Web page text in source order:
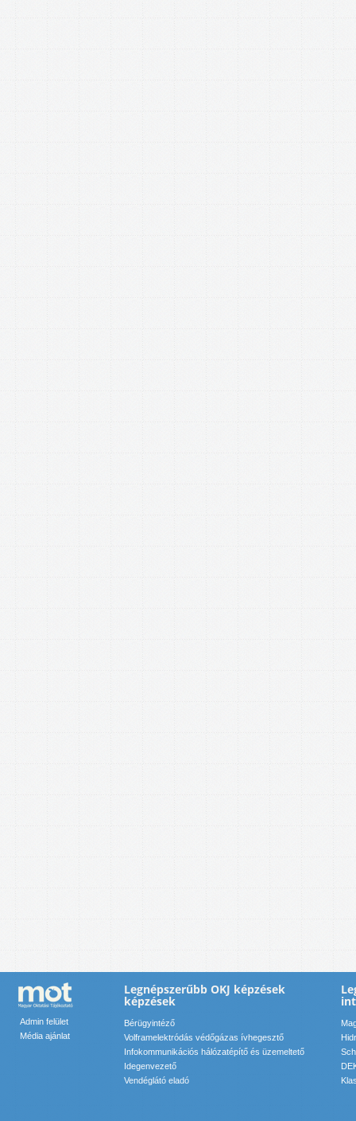
Admin felület
Média ajánlat
Legnépszerűbb OKJ képzések
képzések
Bérügyintéző
Volframelektródás védőgázas ívhegesztő
Infokommunikációs hálózatépítő és üzemeltető
Idegenvezető
Vendéglátó eladó